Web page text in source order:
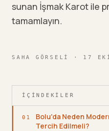
sunan İşmak Karot ile
tamamlayın.
SAHA GÖRSELI · 17
İÇINDEKILER
01
Bolu'da Neden
Tercih Edilmeli?